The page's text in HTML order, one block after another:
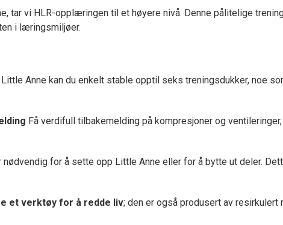
tar vi HLR-opplæringen til et høyere nivå. Denne pålitelige
i læringsmiljøer.
Little Anne kan du enkelt stable opptil seks treningsdukker, noe
Få verdifull tilbakemelding på kompresjoner og
nødvendig for å sette opp Little Anne eller for å bytte ut deler.
et verktøy for å redde liv; den er også produsert av